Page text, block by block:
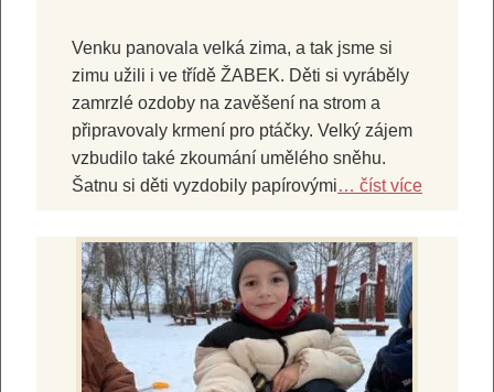
Venku panovala velká zima, a tak jsme si
zimu užili i ve třídě ŽABEK. Děti si vyráběly
zamrzlé ozdoby na zavěšení na strom a
připravovaly krmení pro ptáčky. Velký zájem
vzbudilo také zkoumání umělého sněhu.
Šatnu si děti vyzdobily papírovými… číst více